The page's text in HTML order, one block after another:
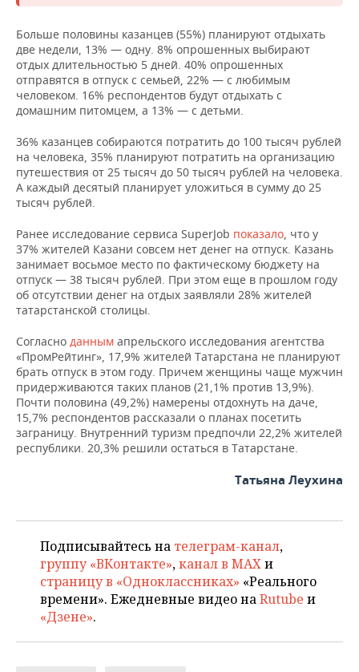
Больше половины казанцев (55%) планируют отдыхать
две недели, 13% — одну. 8% опрошенных выбирают
отдых длительностью 5 дней. 40% опрошенных
отправятся в отпуск с семьей, 22% — с любимым
человеком. 16% респондентов будут отдыхать с
домашним питомцем, а 13% — с детьми.
36% казанцев собираются потратить до 100 тысяч рублей
на человека, 35% планируют потратить на организацию
путешествия от 25 тысяч до 50 тысяч рублей на человека.
А каждый десятый планирует уложиться в сумму до 25
тысяч рублей.
Ранее исследование сервиса SuperJob показало, что у
37% жителей Казани совсем нет денег на отпуск. Казань
занимает восьмое место по фактическому бюджету на
отпуск — 38 тысяч рублей. При этом еще в прошлом году
об отсутствии денег на отдых заявляли 28% жителей
татарстанской столицы.
Согласно данным апрельского исследования агентства
«ПромРейтинг», 17,9% жителей Татарстана не планируют
брать отпуск в этом году. Причем женщины чаще мужчин
придерживаются таких планов (21,1% против 13,9%).
Почти половина (49,2%) намерены отдохнуть на даче,
15,7% респондентов рассказали о планах посетить
заграницу. Внутренний туризм предпочли 22,2% жителей
республики. 20,3% решили остаться в Татарстане.
Татьяна Леухина
Подписывайтесь на телеграм-канал,
группу «ВКонтакте»,канал в MAXи
страницу в «Одноклассниках» «Реального
времени». Ежедневные видео наRutube и
«Дзене».